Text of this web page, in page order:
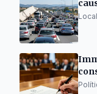
Local